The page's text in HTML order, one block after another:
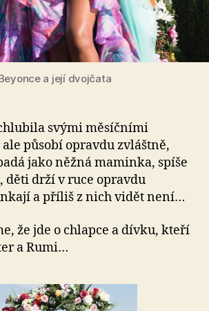
ale
a její dvojčata
svými měsíčními
ale působí opravdu zvláštně,
jako něžná maminka, spíše
děti drží v ruce opravdu
a příliš z nich vidět není…
že jde o chlapce a dívku, kteří
a Rumi…